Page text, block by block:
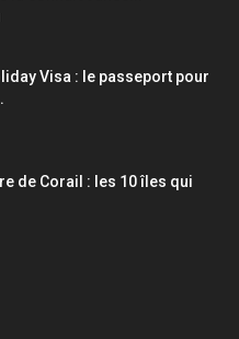
Visa : le passeport pour
de Corail : les 10 îles qui